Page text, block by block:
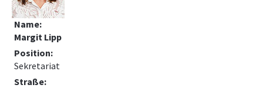
Name:
Margit Lipp
Position:
Sekretariat
Straße: